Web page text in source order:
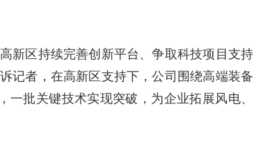
新区持续完善创新平台、争取科技项目支持
记者，在高新区支持下，公司围绕高端装备
批关键技术实现突破，为企业拓展风电、